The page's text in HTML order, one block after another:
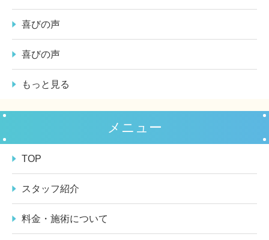
喜びの声
喜びの声
もっと見る
メニュー
TOP
スタッフ紹介
料金・施術について